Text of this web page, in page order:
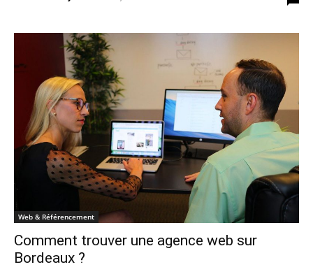
Web & Référencement
Comment trouver une agence web sur
Bordeaux ?